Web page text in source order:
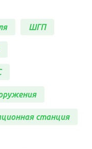
ШГП
станция